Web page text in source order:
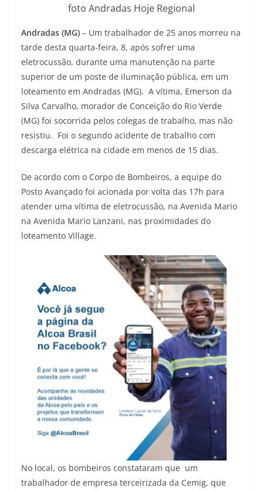
foto Andradas Hoje Regional
Andradas (MG) – Um trabalhador de 25 anos morreu na
tarde desta quarta-feira, 8, após sofrer uma
eletrocussão, durante uma manutenção na parte
superior de um poste de iluminação pública, em um
loteamento em Andradas (MG). A vítima, Emerson da
Silva Carvalho, morador de Conceição do Rio Verde
(MG) foi socorrida pelos colegas de trabalho, mas não
resistiu. Foi o segundo acidente de trabalho com
descarga elétrica na cidade em menos de 15 dias.
De acordo com o Corpo de Bombeiros, a equipe do
Posto Avançado foi acionada por volta das 17h para
atender uma vítima de eletrocussão, na Avenida Mario
na Avenida Mario Lanzani, nas proximidades do
loteamento Village.
No local, os bombeiros constataram que um
trabalhador de empresa terceirizada da Cemig, que